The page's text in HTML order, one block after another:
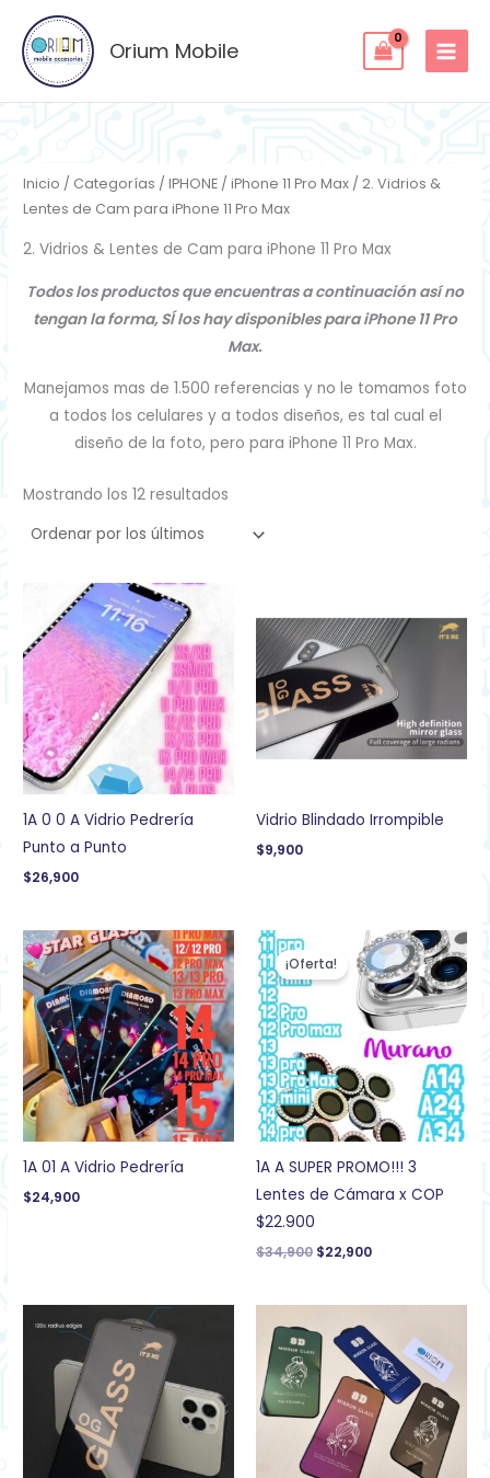
contenido
Orium Mobile
Inicio / Categorías /IPHONE /iPhone 11 Pro Max / 2. Vidrios &
Lentes de Cam para iPhone 11 Pro Max
2. Vidrios & Lentes de Cam para iPhone 11 Pro Max
Todos los productos que encuentras a continuación así no
tengan la forma, SÍ los hay disponibles para iPhone 11 Pro
Max.
Manejamos mas de 1.500 referencias y no le tomamos foto
a todos los celulares y a todos diseños, es tal cual el
diseño de la foto, pero para iPhone 11 Pro Max.
Mostrando los 12 resultados
últimos
1A 0 0 A Vidrio Pedrería
Punto a Punto
$26,900
Vidrio Blindado Irrompible
$9,900
1A 01 A Vidrio Pedrería
$24,900
¡Oferta!
1A A SUPER PROMO!!! 3
Lentes de Cámara x COP
$22.900
$34,900
precio
original
$34,900.
$22,900
El
precio
actual
es:
$22,900.